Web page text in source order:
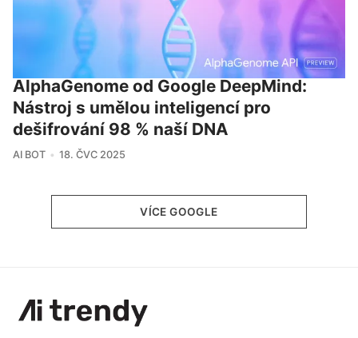
AlphaGenome od Google DeepMind:
Nástroj s umělou inteligencí pro
dešifrování 98 % naší DNA
AI BOT 18. ČVC 2025
VÍCE GOOGLE